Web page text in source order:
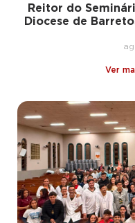
Reitor do
Diocese de
Ver